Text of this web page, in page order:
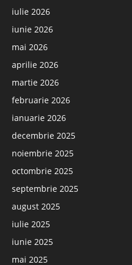
iulie 2026
iunie 2026
mai 2026
aprilie 2026
martie 2026
februarie 2026
ianuarie 2026
decembrie 2025
noiembrie 2025
octombrie 2025
septembrie 2025
august 2025
iulie 2025
iunie 2025
mai 2025